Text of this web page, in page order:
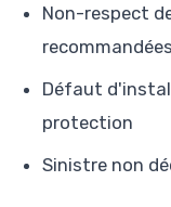
Non-respect
recommandées
Défaut
protection
Sinistre non